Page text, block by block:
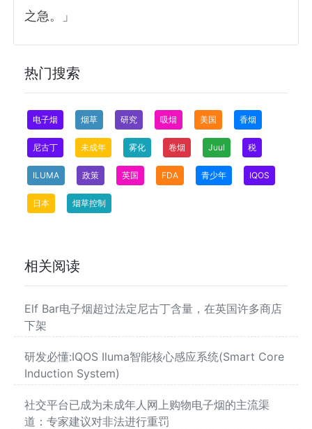
之急。」
热门搜索
电子烟 烟草 研究 吸烟 美国 香烟
尼古丁 未成年 雾化 卷烟 Juul 税
ILUMA 政策 英国 FDA 青少年 IQOS
日本 烟草控制
相关阅读
Elf Bar电子烟超过法定尼古丁含量，在英国许多商店
下架
研发必懂:IQOS Iluma智能核心感应系统(Smart Core
Induction System)
社交平台已成为未成年人网上购物电子烟的主流渠
道：专家建议对非法进行重罚